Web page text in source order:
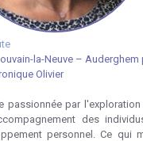
la-Neuve – Auderghem
Olivier
passionnée par
des
personnel. Ce qui